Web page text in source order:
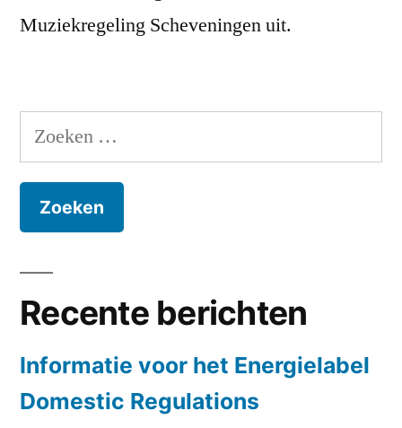
Muziekregeling Scheveningen uit.
Zoeken
naar:
Recente berichten
Informatie voor het Energielabel
Domestic Regulations